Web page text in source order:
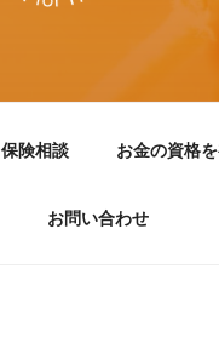
保険相談 お金の資格
お問い合わせ